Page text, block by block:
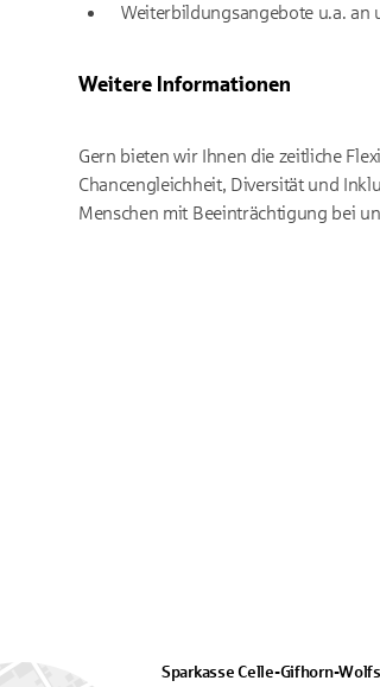
Weiterbildungsangebote u.a. an
Weitere Informationen
Gern bieten wir Ihnen die zeitliche
Chancengleichheit, Diversität und
Menschen mit Beeinträchtigung bei
Sparkasse Celle-Gifhorn-